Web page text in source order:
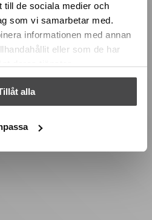
till de sociala medier och
som vi samarbetar med.
informationen med annan
eller som de har
alla